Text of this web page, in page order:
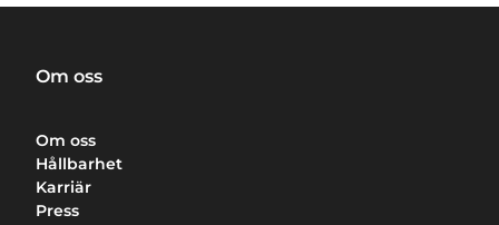
Om oss
Om oss
Hållbarhet
Karriär
Press